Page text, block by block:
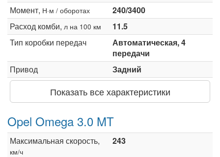
Момент, Н·м / оборотах
240/3400
Расход комби, л на 100 км
11.5
Тип коробки передач
Автоматическая, 4
передачи
Привод
Задний
Показать все характеристики
Opel Omega 3.0 MT
Максимальная скорость,
км/ч
243